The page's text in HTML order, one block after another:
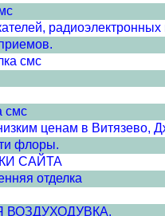
смс
смс
ценам в Витязево,
флоры.
САЙТА
отделка
ВОЗДУХОДУВКА.